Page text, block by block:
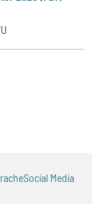
Social Media